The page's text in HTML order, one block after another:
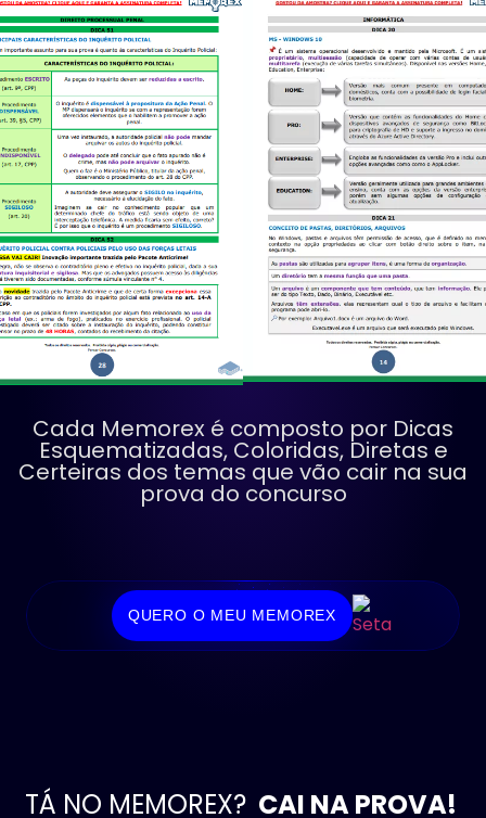
Cada Memorex é composto por Dicas
Esquematizadas, Coloridas, Diretas e
Certeiras dos temas que vão cair na sua
prova do concurso
QUERO O MEU MEMOREX
TÁ NO MEMOREX? CAI NA PROVA!